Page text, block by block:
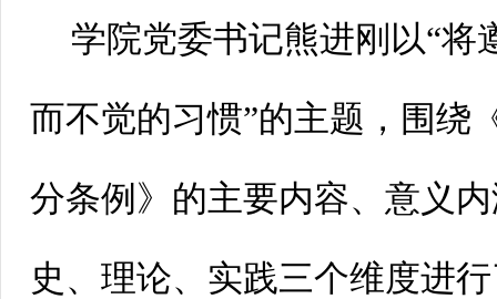
学院党委书记熊进刚以“将
而不觉的习惯”的主题，围绕
分条例》的主要内容、意义
史、理论、实践三个维度进